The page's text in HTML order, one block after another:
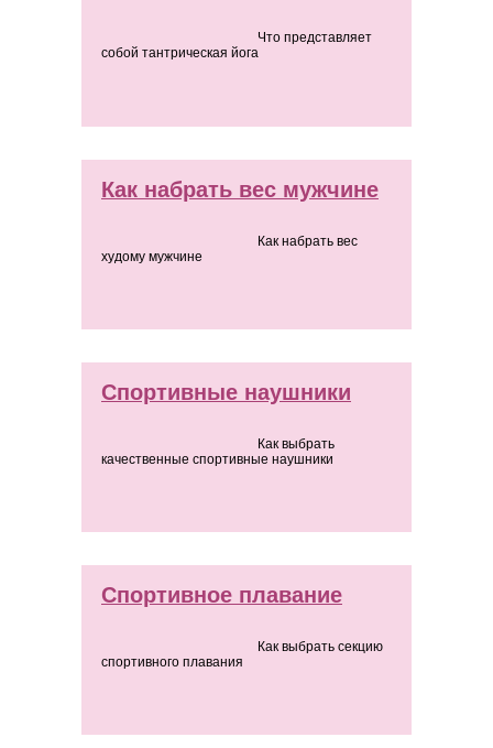
Что представляет
собой тантрическая йога
Как набрать вес мужчине
Как набрать вес
худому мужчине
Спортивные наушники
Как выбрать
качественные спортивные наушники
Спортивное плавание
Как выбрать секцию
спортивного плавания